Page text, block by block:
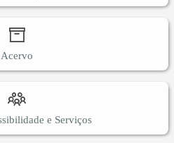
Acervo
e Serviços